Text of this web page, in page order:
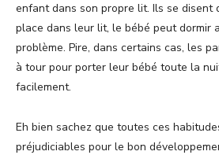
enfant dans son propre lit. Ils se disent
place dans leur lit, le bébé peut dormir
problème. Pire, dans certains cas, les
à tour pour porter leur bébé toute la
facilement.
Eh bien sachez que toutes ces
préjudiciables pour le bon